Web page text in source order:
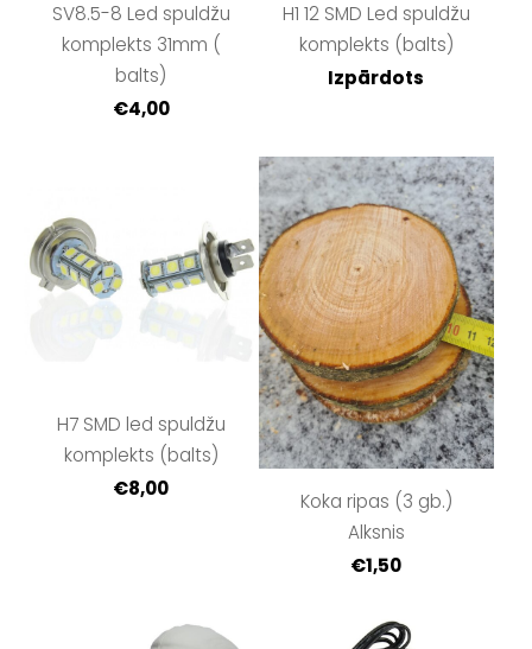
SV8.5-8 Led spuldžu
komplekts 31mm (
balts)
€4,00
H1 12 SMD Led spuldžu
komplekts (balts)
Izpārdots
H7 SMD led spuldžu
komplekts (balts)
€8,00
Koka ripas (3 gb.)
Alksnis
€1,50